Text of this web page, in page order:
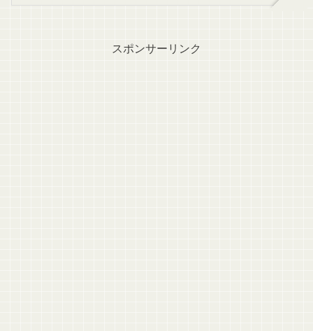
スポンサーリンク